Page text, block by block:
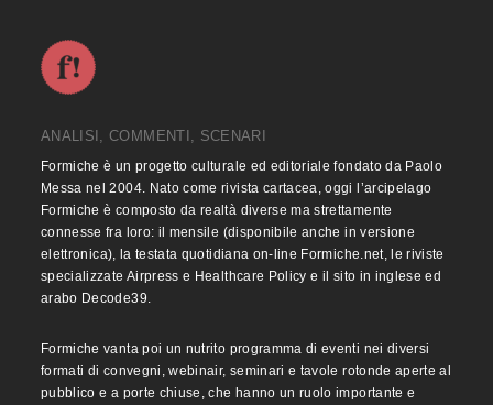
ANALISI, COMMENTI, SCENARI
Formiche è un progetto culturale ed editoriale fondato da Paolo
Messa nel 2004. Nato come rivista cartacea, oggi l’arcipelago
Formiche è composto da realtà diverse ma strettamente
connesse fra loro: il mensile (disponibile anche in versione
elettronica), la testata quotidiana on-line Formiche.net, le riviste
specializzate Airpress e Healthcare Policy e il sito in inglese ed
arabo Decode39.
Formiche vanta poi un nutrito programma di eventi nei diversi
formati di convegni, webinair, seminari e tavole rotonde aperte al
pubblico e a porte chiuse, che hanno un ruolo importante e